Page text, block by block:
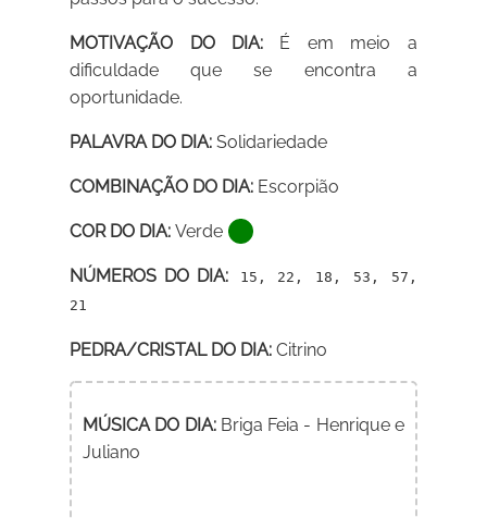
MOTIVAÇÃO DO DIA: É em meio a
dificuldade que se encontra a
oportunidade.
PALAVRA DO DIA: Solidariedade
COMBINAÇÃO DO DIA: Escorpião
COR DO DIA: Verde
NÚMEROS DO DIA:15, 22, 18, 53, 57,
21
PEDRA/CRISTAL DO DIA: Citrino
MÚSICA DO DIA:Briga Feia - Henrique e
Juliano